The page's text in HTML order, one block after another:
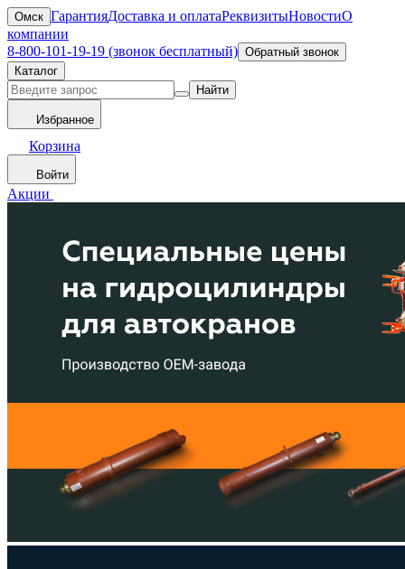
Омск ГарантияДоставка и оплатаРеквизитыНовостиО
компании
8-800-101-19-19 (звонок бесплатный) Обратный звонок
Каталог
Найти
Избранное
Корзина
Войти
Акции